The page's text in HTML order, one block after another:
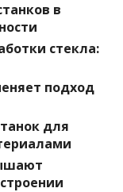
в
стекла:
подход
для